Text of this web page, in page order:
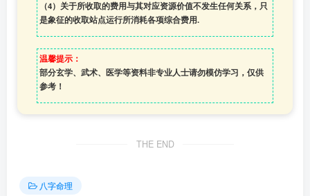
（4） 关于所收取的费用与其对应资源价值不发生任何关系，只
是象征的收取站点运行所消耗各项综合费用.
温馨提示：
部分玄学、武术、医学等资料非专业人士请勿模仿学习，仅供
参考！
THE END
八字命理